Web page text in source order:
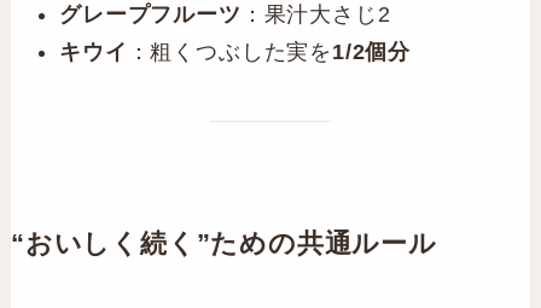
グレープフルーツ ：果汁大さじ2
キウイ ：粗くつぶした実を 1/2個分
“おいしく続く”ための共通ルール